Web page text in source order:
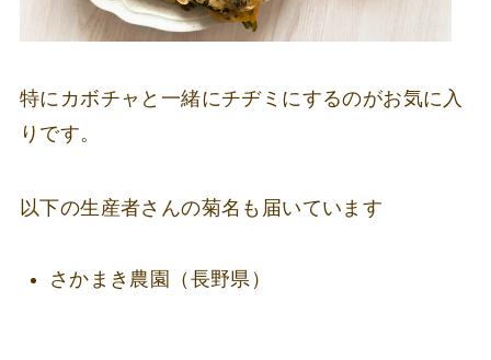
特にカボチャと一緒にチヂミにするのがお気に入
りです。
以下の生産者さんの菊名も届いています
さかまき農園（長野県）